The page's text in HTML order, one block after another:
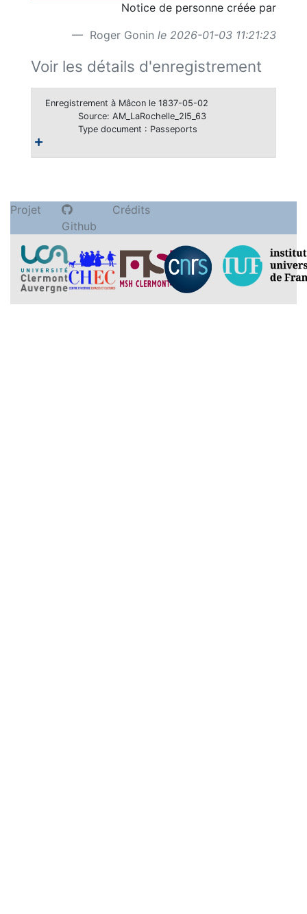
Notice de personne créée par
Roger Gonin le 2026-01-03 11:21:23
Voir les détails d'enregistrement
Enregistrement à Mâcon le 1837-05-02
Source: AM_LaRochelle_2I5_63
Type document : Passeports
Projet
Github
Crédits